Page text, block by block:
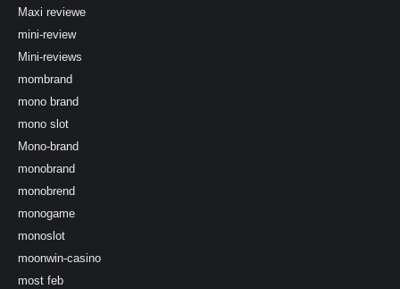
Maxi reviewe
mini-review
Mini-reviews
mombrand
mono brand
mono slot
Mono-brand
monobrand
monobrend
monogame
monoslot
moonwin-casino
most feb